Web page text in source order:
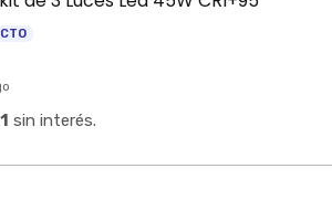
sin interés.